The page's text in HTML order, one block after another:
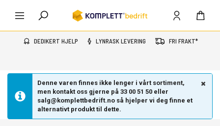
DEDIKERT HJELP LYNRASK LEVERING FRI FRAKT*
Denne varen finnes ikke lenger i vårt sortiment,
men kontakt oss gjerne på 33 00 51 50 eller
salg@komplettbedrift.no så hjelper vi deg finne et
alternativt produkt til dette.